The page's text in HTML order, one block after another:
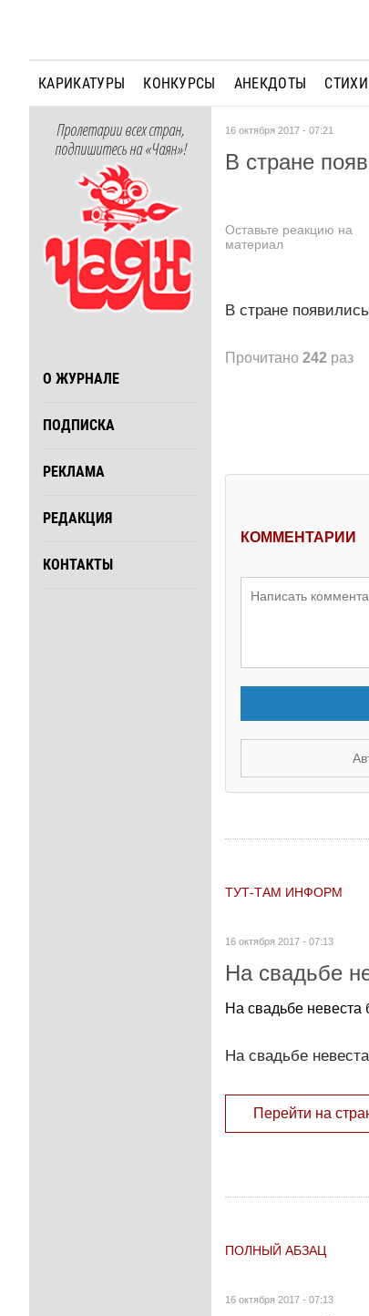
КАРИКАТУРЫ КОНКУРСЫ АНЕКДОТЫ
Пролетарии всех стран,
подпишитесь на «Чаян»!
О ЖУРНАЛЕ
ПОДПИСКА
РЕКЛАМА
РЕДАКЦИЯ
КОНТАКТЫ
16 октября 2017 - 07:21
В стране
Оставьте реакцию на
материал
В стране
Прочитано 242 раз
КОММЕНТАРИИ
ТУТ-ТАМ ИНФОРМ
16 октября 2017 - 07:13
На свадьбе
На свадьбе невеста
На свадьбе
Перейти на
ПОЛНЫЙ АБЗАЦ
16 октября 2017 - 07:13